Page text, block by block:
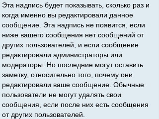
Эта надпись будет показывать, сколько раз и
когда именно вы редактировали данное
сообщение. Эта надпись не появится, если
ниже вашего сообщения нет сообщений от
других пользователей, и если сообщение
редактировали администраторы или
модераторы. Но последние могут оставить
заметку, относительно того, почему они
редактировали ваше сообщение. Обычные
пользователи не могут удалять свои
сообщения, если после них есть сообщения
от других пользователей.